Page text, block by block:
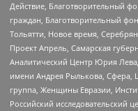
Действие, Благотворительный
граждан, Благотворительный
Тольятти, Новое время,
Проект Апрель, Самарская
Аналитический Центр Юрия
имени Андрея Рылькова, Сфера,
группа, Женщины Евразии,
Российский исследовательский